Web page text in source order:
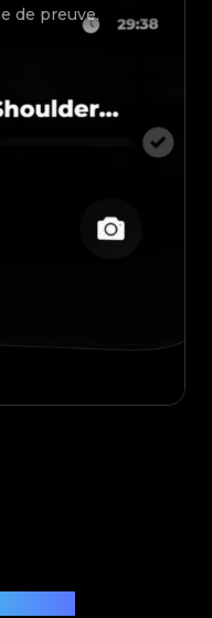
de preuve.